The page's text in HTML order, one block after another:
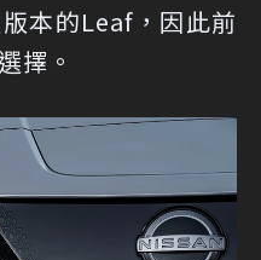
本的Leaf，因此前
擇。